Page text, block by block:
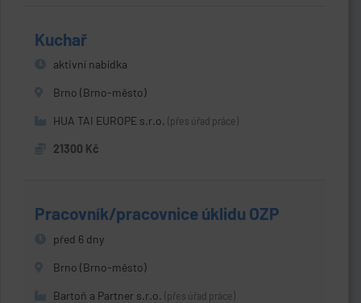
Kuchař
aktivní nabídka
Brno (Brno-město)
HUA TAI EUROPE s.r.o. (přes úřad práce)
21300 Kč
Pracovník/pracovnice úklidu OZP
před 6 dny
Brno (Brno-město)
Bartoň a Partner s.r.o. (přes úřad práce)